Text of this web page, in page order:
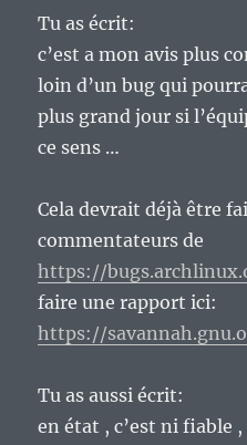
Tu as écrit:
c’est a mon avis plus
loin d’un bug qui
plus grand jour si
ce sens …
Cela devrait déjà être
commentateurs de
https://
faire une rapport ici:
https://
Tu as aussi écrit:
en état , c’est ni fiable